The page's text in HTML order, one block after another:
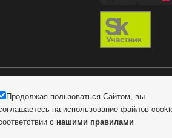
Продолжая пользоваться Сайтом, вы
на использование файлов
с нашими правилами